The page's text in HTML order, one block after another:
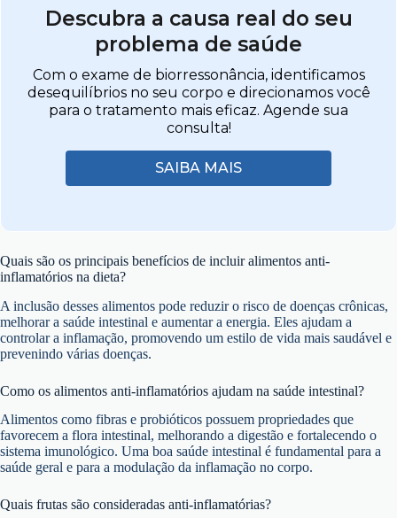
Descubra a causa real do seu
problema de saúde
Com o exame de biorressonância, identificamos
desequilíbrios no seu corpo e direcionamos você
para o tratamento mais eficaz. Agende sua
consulta!
SAIBA MAIS
Quais são os principais benefícios de incluir alimentos anti-
inflamatórios na dieta?
A inclusão desses alimentos pode reduzir o risco de doenças crônicas,
melhorar a saúde intestinal e aumentar a energia. Eles ajudam a
controlar a inflamação, promovendo um estilo de vida mais saudável e
prevenindo várias doenças.
Como os alimentos anti-inflamatórios ajudam na saúde intestinal?
Alimentos como fibras e probióticos possuem propriedades que
favorecem a flora intestinal, melhorando a digestão e fortalecendo o
sistema imunológico. Uma boa saúde intestinal é fundamental para a
saúde geral e para a modulação da inflamação no corpo.
Quais frutas são consideradas anti-inflamatórias?